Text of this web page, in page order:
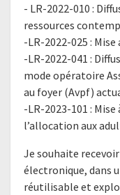
- LR-2022-010 :
ressources
-LR-2022-025 :
-LR-2022-041 :
mode opératoire
au foyer (Avpf)
-LR-2023-101 :
l’allocation aux
Je souhaite
électronique, dans
réutilisable et